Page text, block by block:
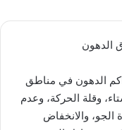
الدهون في مناطق
وقلة الحركة، وعدم
الجو، والانخفاض